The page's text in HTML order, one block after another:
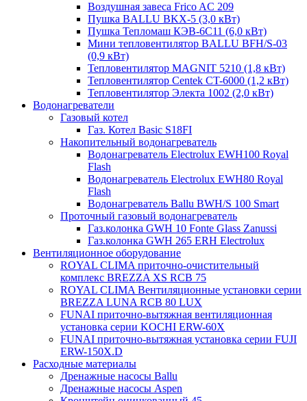
Воздушная завеса Frico AC 209
Пушка BALLU BKX-5 (3,0 кВт)
Пушка Тепломаш КЭВ-6С11 (6,0 кВт)
Мини тепловентилятор BALLU BFH/S-03
(0,9 кВт)
Тепловентилятор MAGNIT 5210 (1,8 кВт)
Тепловентилятор Centek CT-6000 (1,2 кВт)
Тепловентилятор Электа 1002 (2,0 кВт)
Водонагреватели
Газовый котел
Газ. Котел Basic S18FI
Накопительный водонагреватель
Водонагреватель Electrolux EWH100 Royal
Flash
Водонагреватель Electrolux EWH80 Royal
Flash
Водонагреватель Ballu BWH/S 100 Smart
Проточный газовый водонагреватель
Газ.колонка GWH 10 Fonte Glass Zanussi
Газ.колонка GWH 265 ERH Electrolux
Вентиляционное оборудование
ROYAL CLIMA приточно-очистительный
комплекс BREZZA XS RCB 75
ROYAL CLIMA Вентиляционные установки серии
BREZZA LUNA RCB 80 LUX
FUNAI приточно-вытяжная вентиляционная
установка серии KOCHI ERW-60X
FUNAI приточно-вытяжная установка серии FUJI
ERW-150X.D
Расходные материалы
Дренажные насосы Ballu
Дренажные насосы Aspen